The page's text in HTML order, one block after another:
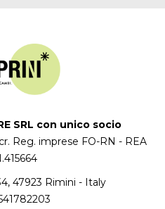
SRL con unico socio
Reg. imprese FO-RN - REA
47923 Rimini - Italy